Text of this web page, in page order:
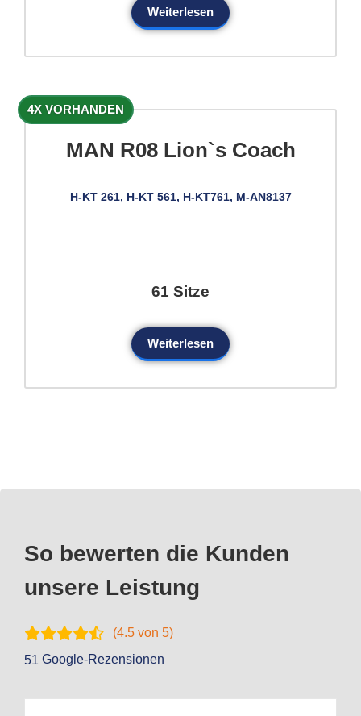
Weiterlesen
4X VORHANDEN
MAN R08 Lion`s Coach
H-KT 261, H-KT 561, H-KT761, M-AN8137
61 Sitze
Weiterlesen
So bewerten die Kunden
unsere Leistung
(4.5 von 5)
51 Google-Rezensionen